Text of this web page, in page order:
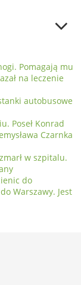
Pomagają mu
na leczenie
autobusowe
Poseł Konrad
Czarnka
w szpitalu.
do
Warszawy. Jest